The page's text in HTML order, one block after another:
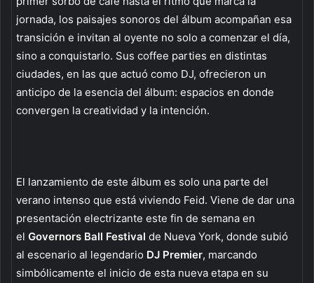
jornada, los paisajes sonoros del álbum acompañan esa
transición e invitan al oyente no solo a comenzar el día,
sino a conquistarlo. Sus coffee parties en distintas
ciudades, en las que actuó como DJ, ofrecieron un
anticipo de la esencia del álbum: espacios en donde
convergen la creatividad y la intención.
El lanzamiento de este álbum es solo una parte del
verano intenso que está viviendo Feid. Viene de dar una
presentación electrizante este fin de semana en
el Governors Ball Festival de Nueva York, donde subió
al escenario al legendario DJ Premier, marcando
simbólicamente el inicio de esta nueva etapa en su